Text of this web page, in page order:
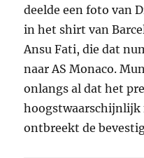
deelde een foto van
in het shirt van
Ansu Fati, die dat
naar AS Monaco.
onlangs al dat het
hoogstwaarschijnlijk
ontbreekt de